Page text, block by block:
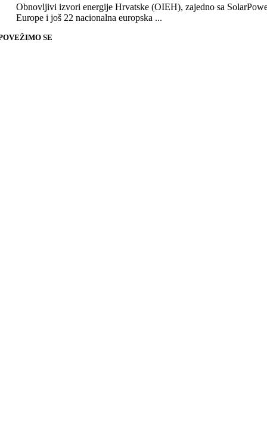
Obnovljivi izvori energije Hrvatske (OIEH), zajedno sa
Europe i još 22 nacionalna europska ...
SE